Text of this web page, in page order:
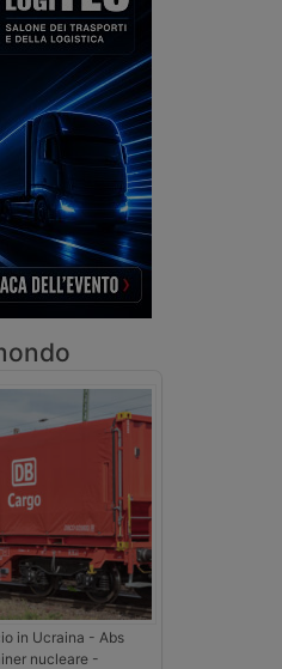
in Ucraina - Abs
nucleare -